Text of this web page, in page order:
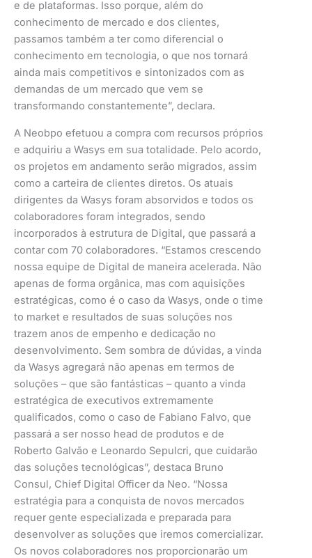
e de plataformas. Isso porque, além do
conhecimento de mercado e dos clientes,
passamos também a ter como diferencial o
conhecimento em tecnologia, o que nos tornará
ainda mais competitivos e sintonizados com as
demandas de um mercado que vem se
transformando constantemente”, declara.
A Neobpo efetuou a compra com recursos próprios
e adquiriu a Wasys em sua totalidade. Pelo acordo,
os projetos em andamento serão migrados, assim
como a carteira de clientes diretos. Os atuais
dirigentes da Wasys foram absorvidos e todos os
colaboradores foram integrados, sendo
incorporados à estrutura de Digital, que passará a
contar com 70 colaboradores. “Estamos crescendo
nossa equipe de Digital de maneira acelerada. Não
apenas de forma orgânica, mas com aquisições
estratégicas, como é o caso da Wasys, onde o time
to market e resultados de suas soluções nos
trazem anos de empenho e dedicação no
desenvolvimento. Sem sombra de dúvidas, a vinda
da Wasys agregará não apenas em termos de
soluções – que são fantásticas – quanto a vinda
estratégica de executivos extremamente
qualificados, como o caso de Fabiano Falvo, que
passará a ser nosso head de produtos e de
Roberto Galvão e Leonardo Sepulcri, que cuidarão
das soluções tecnológicas”, destaca Bruno
Consul, Chief Digital Officer da Neo. “Nossa
estratégia para a conquista de novos mercados
requer gente especializada e preparada para
desenvolver as soluções que iremos comercializar.
Os novos colaboradores nos proporcionarão um